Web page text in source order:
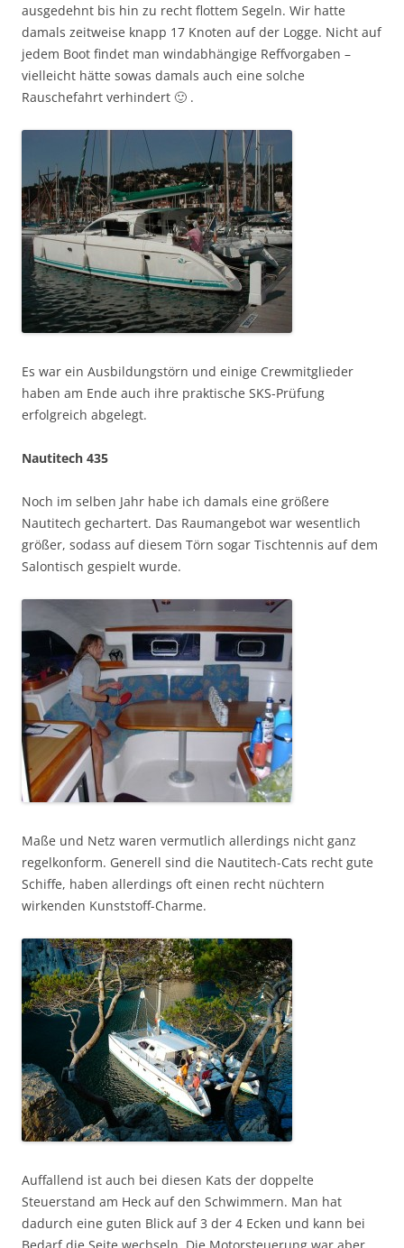
ausgedehnt bis hin zu recht flottem Segeln. Wir hatte
damals zeitweise knapp 17 Knoten auf der Logge. Nicht auf
jedem Boot findet man windabhängige Reffvorgaben –
vielleicht hätte sowas damals auch eine solche
Rauschefahrt verhindert 🙂 .
Es war ein Ausbildungstörn und einige Crewmitglieder
haben am Ende auch ihre praktische SKS-Prüfung
erfolgreich abgelegt.
Nautitech 435
Noch im selben Jahr habe ich damals eine größere
Nautitech gechartert. Das Raumangebot war wesentlich
größer, sodass auf diesem Törn sogar Tischtennis auf dem
Salontisch gespielt wurde.
Maße und Netz waren vermutlich allerdings nicht ganz
regelkonform. Generell sind die Nautitech-Cats recht gute
Schiffe, haben allerdings oft einen recht nüchtern
wirkenden Kunststoff-Charme.
Auffallend ist auch bei diesen Kats der doppelte
Steuerstand am Heck auf den Schwimmern. Man hat
dadurch eine guten Blick auf 3 der 4 Ecken und kann bei